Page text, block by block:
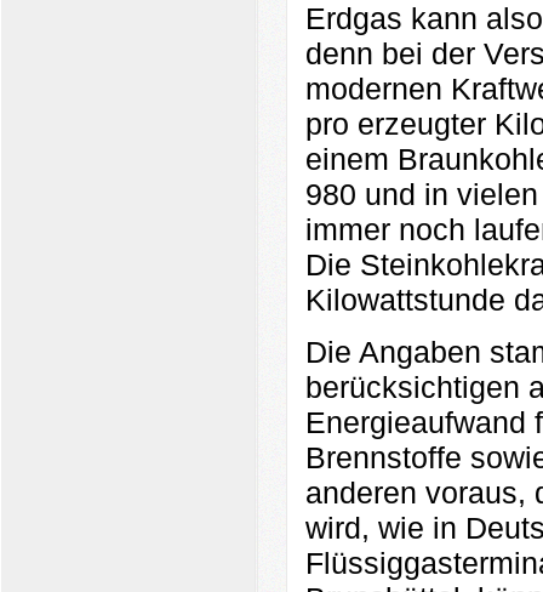
Erdgas kann
denn bei der
modernen
pro erzeugter
einem
980 und in
immer noch
Die
Kilowattstunde
Die Angaben
berücksichtigen
Energieaufwand
Brennstoffe
anderen voraus,
wird, wie in